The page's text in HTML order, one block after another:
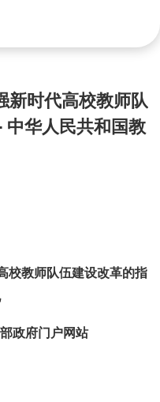
新时代高校教师队
华人民共和国教
校教师队伍建设改革的指
政府门户网站